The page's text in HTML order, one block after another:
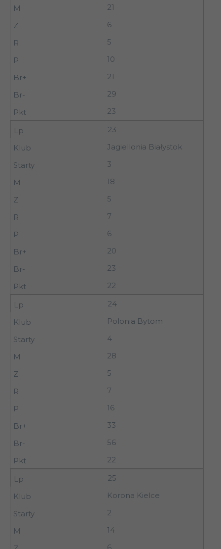
21
6
5
10
21
29
23
23
Jagiellonia Białystok
3
18
5
7
6
20
23
22
24
Polonia Bytom
4
28
5
7
16
33
56
22
25
Korona Kielce
2
14